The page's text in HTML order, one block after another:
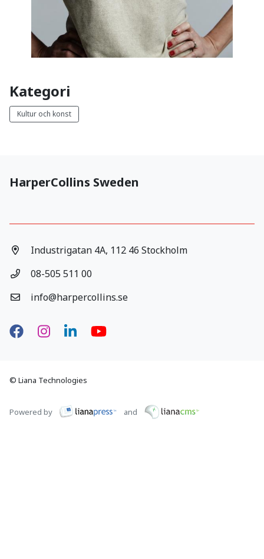
Kategori
Kultur och konst
HarperCollins Sweden
Industrigatan 4A, 112 46 Stockholm
08-505 511 00
info@harpercollins.se
Facebook
Instagram
LinkedInYouTube
© Liana Technologies
Powered by and